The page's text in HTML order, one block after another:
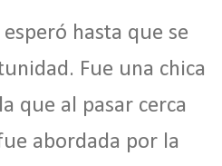
hasta que se
Fue una chica
que al pasar cerca
abordada por la